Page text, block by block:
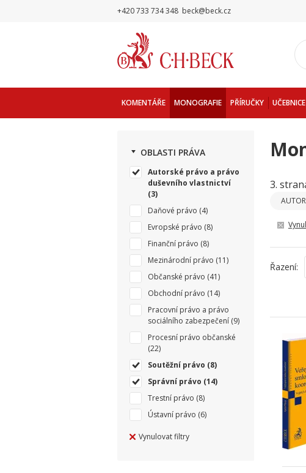
+420 733 734 348 beck@beck.cz
KOMENTÁŘE MONOGRAFIE PŘÍRUČKY UČEBNICE
OBLASTI PRÁVA
Autorské právo a právo
duševního vlastnictví
(3)
Daňové právo (4)
Evropské právo (8)
Finanční právo (8)
Mezinárodní právo (11)
Občanské právo (41)
Obchodní právo (14)
Pracovní právo a právo
sociálního zabezpečení (9)
Procesní právo občanské
(22)
Soutěžní právo (8)
Správní právo (14)
Trestní právo (8)
Ústavní právo (6)
Vynulovat filtry
3.
Řazení: